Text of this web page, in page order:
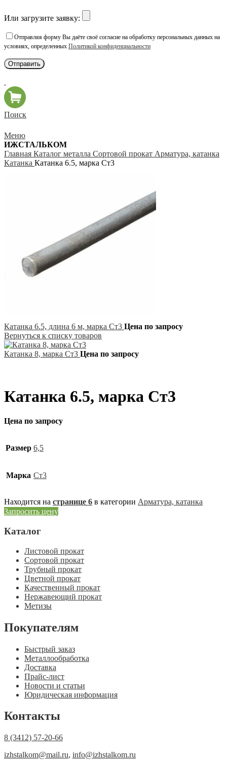
Или загрузите заявку:
Отправляя форму Вы даёте своё согласие на обработку персональных данных на
условиях, определенных Политикой конфиденциальности
Поиск
Меню
ИЖСТАЛЬКОМ
Главная Каталог металла Сортовой прокат Арматура, катанка
Катанка Катанка 6.5, марка Ст3
Катанка 6.5, длина 6 м, марка Ст3 Цена по запросу
Вернуться к списку товаров
Катанка 8, марка Ст3 Цена по запросу
Катанка 6.5, марка Ст3
Цена по запросу
Размер 6,5
Марка Ст3
Находится на странице 6 в категории Арматура, катанка
Запросить цену
Каталог
Листовой прокат
Сортовой прокат
Трубный прокат
Цветной прокат
Качественный прокат
Нержавеющий прокат
Метизы
Покупателям
Быстрый заказ
Металлообработка
Доставка
Прайс-лист
Новости и статьи
Юридическая информация
Контакты
8 (3412) 57-20-66
izhstalkom@mail.ru, info@izhstalkom.ru